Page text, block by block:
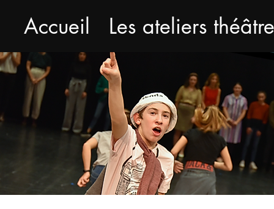
Accueil Les ateliers théâtre